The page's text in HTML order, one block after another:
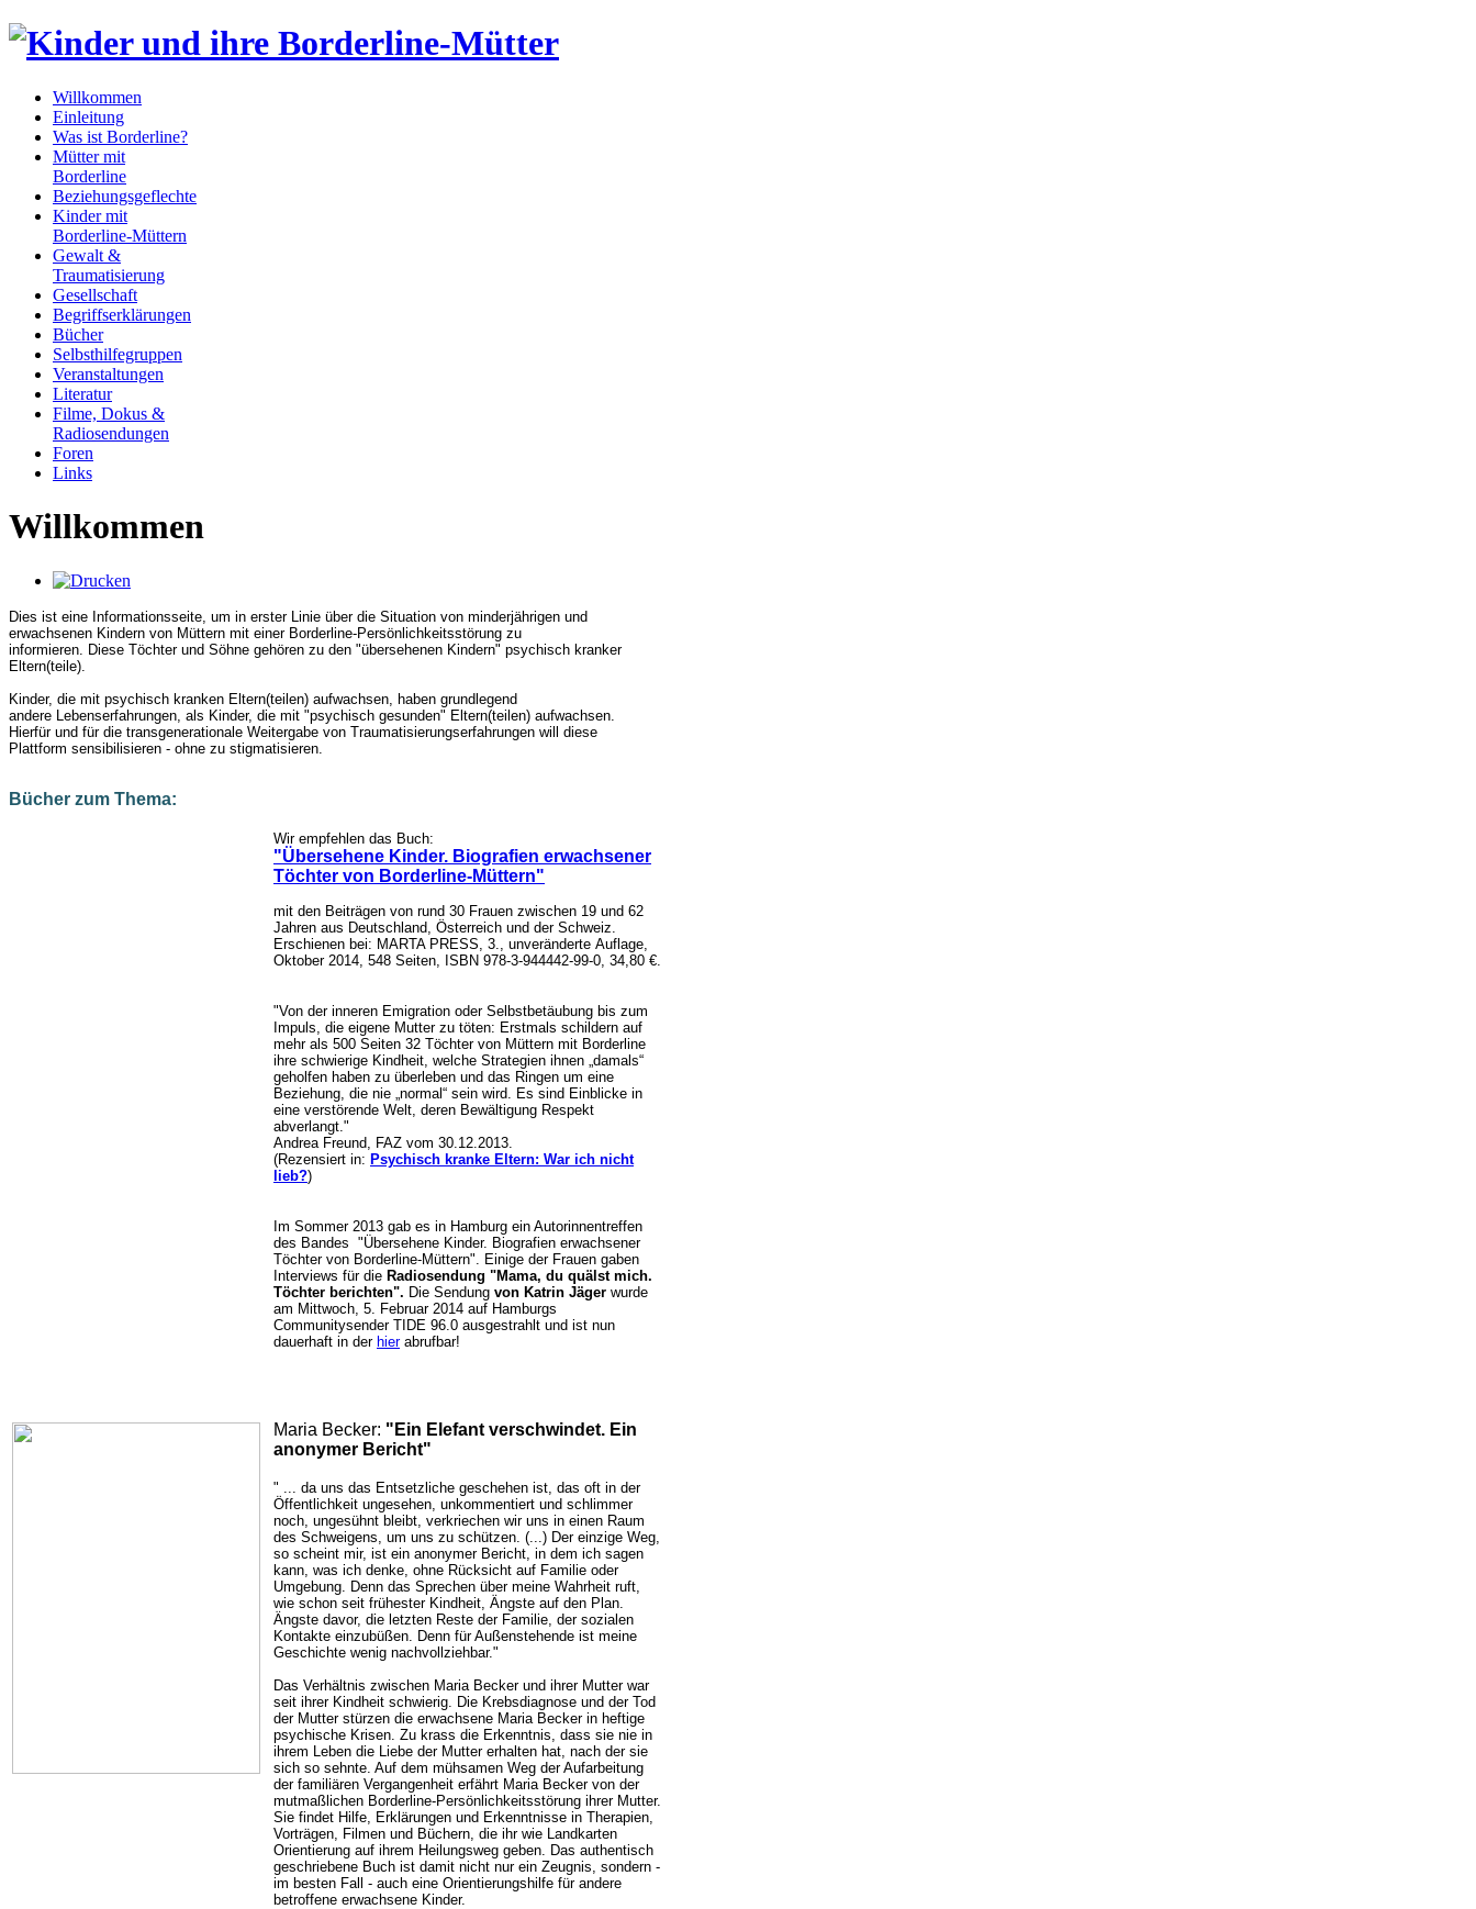
Willkommen
Einleitung
Was ist Borderline?
Mütter mit
Borderline
Beziehungsgeflechte
Kinder mit
Borderline-Müttern
Gewalt &
Traumatisierung
Gesellschaft
Begriffserklärungen
Bücher
Selbsthilfegruppen
Veranstaltungen
Literatur
Filme, Dokus &
Radiosendungen
Foren
Links
Willkommen
Dies ist eine Informationsseite, um in erster Linie über die Situation von minderjährigen und
erwachsenen Kindern von Müttern mit einer Borderline-Persönlichkeitsstörung zu
informieren. Diese Töchter und Söhne gehören zu den "übersehenen Kindern" psychisch kranker
Eltern(teile).
Kinder, die mit psychisch kranken Eltern(teilen) aufwachsen, haben grundlegend
andere Lebenserfahrungen, als Kinder, die mit "psychisch gesunden" Eltern(teilen) aufwachsen.
Hierfür und für die transgenerationale Weitergabe von Traumatisierungserfahrungen will diese
Plattform sensibilisieren - ohne zu stigmatisieren.
Bücher zum Thema:
Wir empfehlen das Buch:
"Übersehene Kinder. Biografien erwachsener
Töchter von Borderline-Müttern"
mit den Beiträgen von rund 30 Frauen zwischen 19 und 62
Jahren aus Deutschland, Österreich und der Schweiz.
Erschienen bei: MARTA PRESS, 3., unveränderte Auflage,
Oktober 2014 , 548 Seiten, ISBN 978-3-944442-99-0 , 34,80 €.
"Von der inneren Emigration oder Selbstbetäubung bis zum
Impuls, die eigene Mutter zu töten: Erstmals schildern auf
mehr als 500 Seiten 32 Töchter von Müttern mit Borderline
ihre schwierige Kindheit, welche Strategien ihnen „damals“
geholfen haben zu überleben und das Ringen um eine
Beziehung, die nie „normal“ sein wird. Es sind Einblicke in
eine verstörende Welt, deren Bewältigung Respekt
abverlangt."
Andrea Freund, FAZ vom 30.12.2013.
(Rezensiert in: Psychisch kranke Eltern: War ich nicht
lieb?)
Im Sommer 2013 gab es in Hamburg ein Autorinnentreffen
des Bandes "Übersehene Kinder. Biografien erwachsener
Töchter von Borderline-Müttern". Einige der Frauen gaben
Interviews für die Radiosendung "Mama, du quälst mich.
Töchter berichten". Die Sendung von Katrin Jäger wurde
am Mittwoch, 5. Februar 2014 auf Hamburgs
Communitysender TIDE 96.0 ausgestrahlt und ist nun
dauerhaft in der hierabrufbar!
Maria Becker: "Ein Elefant verschwindet. Ein
anonymer Bericht"
" ... da uns das Entsetzliche geschehen ist, das oft in der
Öffentlichkeit ungesehen, unkommentiert und schlimmer
noch, ungesühnt bleibt, verkriechen wir uns in einen Raum
des Schweigens, um uns zu schützen. (...) Der einzige Weg,
so scheint mir, ist ein anonymer Bericht, in dem ich sagen
kann, was ich denke, ohne Rücksicht auf Familie oder
Umgebung. Denn das Sprechen über meine Wahrheit ruft,
wie schon seit frühester Kindheit, Ängste auf den Plan.
Ängste davor, die letzten Reste der Familie, der sozialen
Kontakte einzubüßen. Denn für Außenstehende ist meine
Geschichte wenig nachvollziehbar."
Das Verhältnis zwischen Maria Becker und ihrer Mutter war
seit ihrer Kindheit schwierig. Die Krebsdiagnose und der Tod
der Mutter stürzen die erwachsene Maria Becker in heftige
psychische Krisen. Zu krass die Erkenntnis, dass sie nie in
ihrem Leben die Liebe der Mutter erhalten hat, nach der sie
sich so sehnte. Auf dem mühsamen Weg der Aufarbeitung
der familiären Vergangenheit erfährt Maria Becker von der
mutmaßlichen Borderline-Persönlichkeitsstörung ihrer Mutter.
Sie findet Hilfe, Erklärungen und Erkenntnisse in Therapien,
Vorträgen, Filmen und Büchern, die ihr wie Landkarten
Orientierung auf ihrem Heilungsweg geben. Das authentisch
geschriebene Buch ist damit nicht nur ein Zeugnis, sondern -
im besten Fall - auch eine Orientierungshilfe für andere
betroffene erwachsene Kinder.